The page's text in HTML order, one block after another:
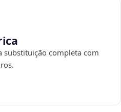
substituição completa com